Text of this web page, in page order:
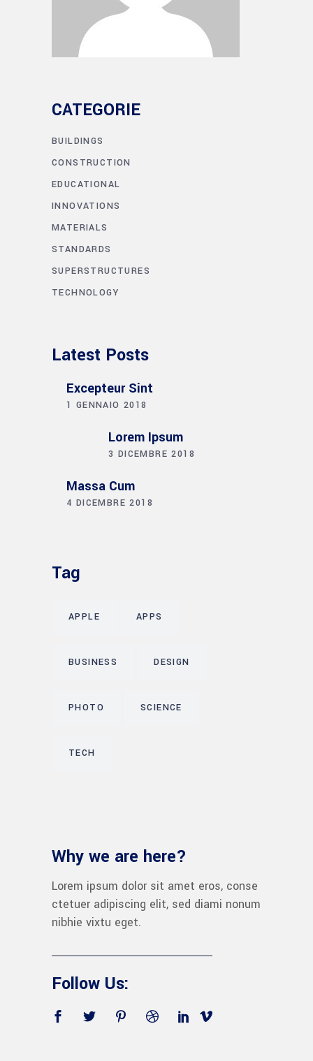
CATEGORIE
BUILDINGS
CONSTRUCTION
EDUCATIONAL
INNOVATIONS
MATERIALS
STANDARDS
SUPERSTRUCTURES
TECHNOLOGY
Latest Posts
Excepteur Sint
1 GENNAIO 2018
Lorem Ipsum
3 DICEMBRE 2018
Massa Cum
4 DICEMBRE 2018
Tag
APPLE APPS
BUSINESS DESIGN
PHOTO SCIENCE
TECH
Why we are here?
Lorem ipsum dolor sit amet eros, conse
ctetuer adipiscing elit, sed diami nonum
nibhie vixtu eget.
Follow Us: